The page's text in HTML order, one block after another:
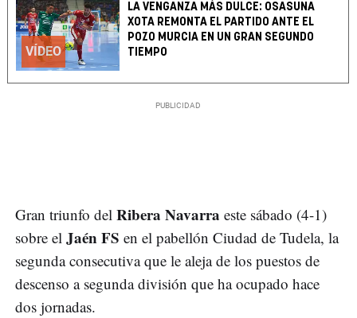
VÍDEO
LA VENGANZA MÁS DULCE: OSASUNA
XOTA REMONTA EL PARTIDO ANTE EL
POZO MURCIA EN UN GRAN SEGUNDO
TIEMPO
Gran triunfo del Ribera Navarra este sábado (4-1)
sobre el Jaén FS en el pabellón Ciudad de Tudela, la
segunda consecutiva que le aleja de los puestos de
descenso a segunda división que ha ocupado hace
dos jornadas.